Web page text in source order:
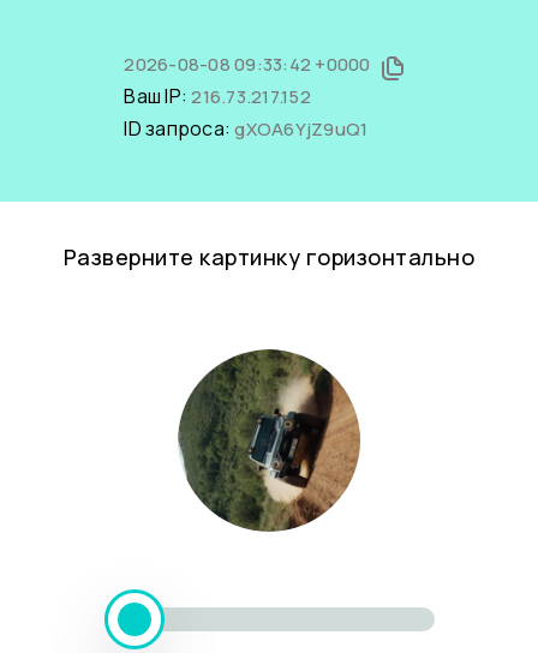
2026-08-08 09:33:42 +0000
Ваш IP:216.73.217.152
ID запроса:gXOA6YjZ9uQ1
Разверните картинку горизонтально